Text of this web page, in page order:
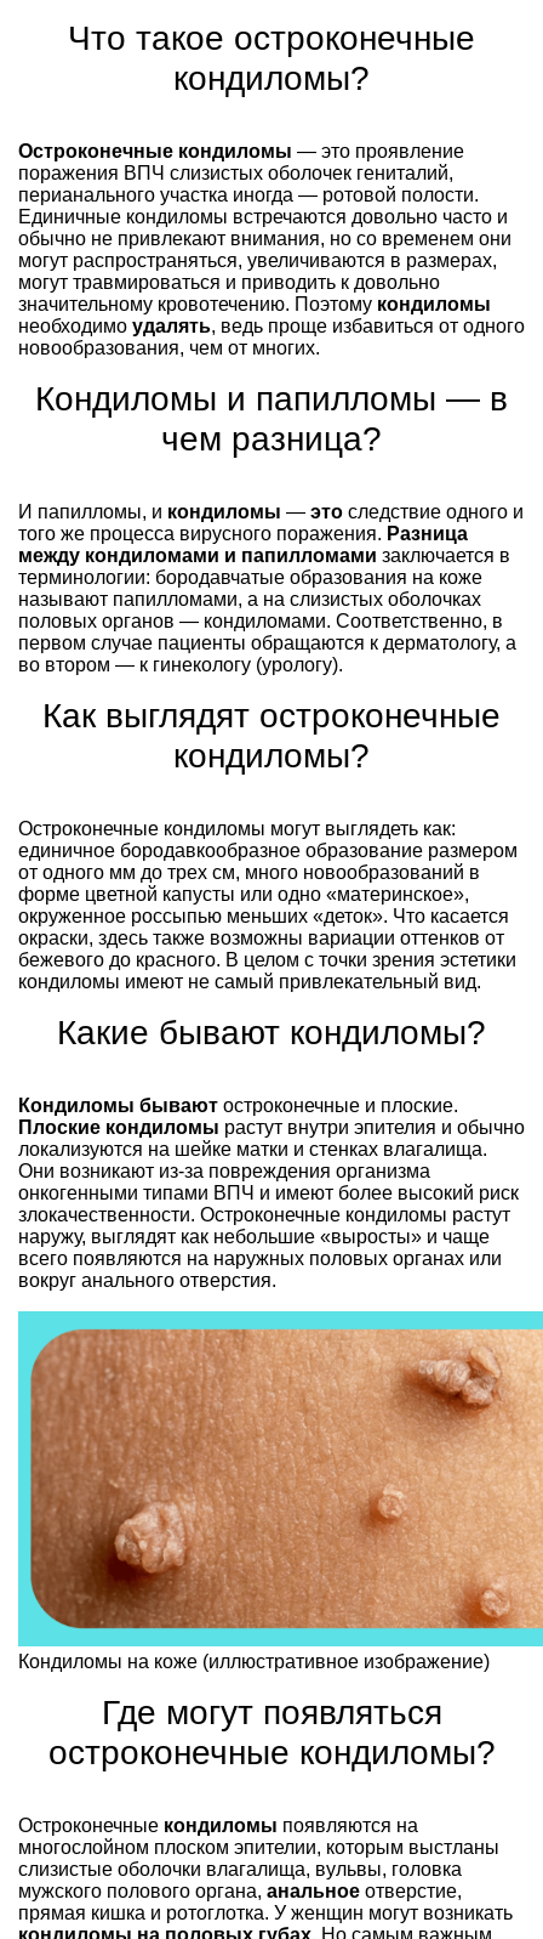
Что такое остроконечные
кондиломы?
Остроконечные кондиломы — это проявление
поражения ВПЧ слизистых оболочек гениталий,
перианального участка иногда — ротовой полости.
Единичные кондиломы встречаются довольно часто и
обычно не привлекают внимания, но со временем они
могут распространяться, увеличиваются в размерах,
могут травмироваться и приводить к довольно
значительному кровотечению. Поэтому кондиломы
необходимо удалять, ведь проще избавиться от одного
новообразования, чем от многих.
Кондиломы и папилломы — в
чем разница?
И папилломы, и кондиломы — это следствие одного и
того же процесса вирусного поражения. Разница
между кондиломами и папилломами заключается в
терминологии: бородавчатые образования на коже
называют папилломами, а на слизистых оболочках
половых органов — кондиломами. Соответственно, в
первом случае пациенты обращаются к дерматологу, а
во втором — к гинекологу (урологу).
Как выглядят остроконечные
кондиломы?
Остроконечные кондиломы могут выглядеть как:
единичное бородавкообразное образование размером
от одного мм до трех см, много новообразований в
форме цветной капусты или одно «материнское»,
окруженное россыпью меньших «деток». Что касается
окраски, здесь также возможны вариации оттенков от
бежевого до красного. В целом с точки зрения эстетики
кондиломы имеют не самый привлекательный вид.
Какие бывают кондиломы?
Кондиломы бывают остроконечные и плоские.
Плоские кондиломы растут внутри эпителия и обычно
локализуются на шейке матки и стенках влагалища.
Они возникают из-за повреждения организма
онкогенными типами ВПЧ и имеют более высокий риск
злокачественности. Остроконечные кондиломы растут
наружу, выглядят как небольшие «выросты» и чаще
всего появляются на наружных половых органах или
вокруг анального отверстия.
Кондиломы на коже (иллюстративное изображение)
Где могут появляться
остроконечные кондиломы?
Остроконечные кондиломы появляются на
многослойном плоском эпителии, которым выстланы
слизистые оболочки влагалища, вульвы, головка
мужского полового органа, анальное отверстие,
прямая кишка и ротоглотка. У женщин могут возникать